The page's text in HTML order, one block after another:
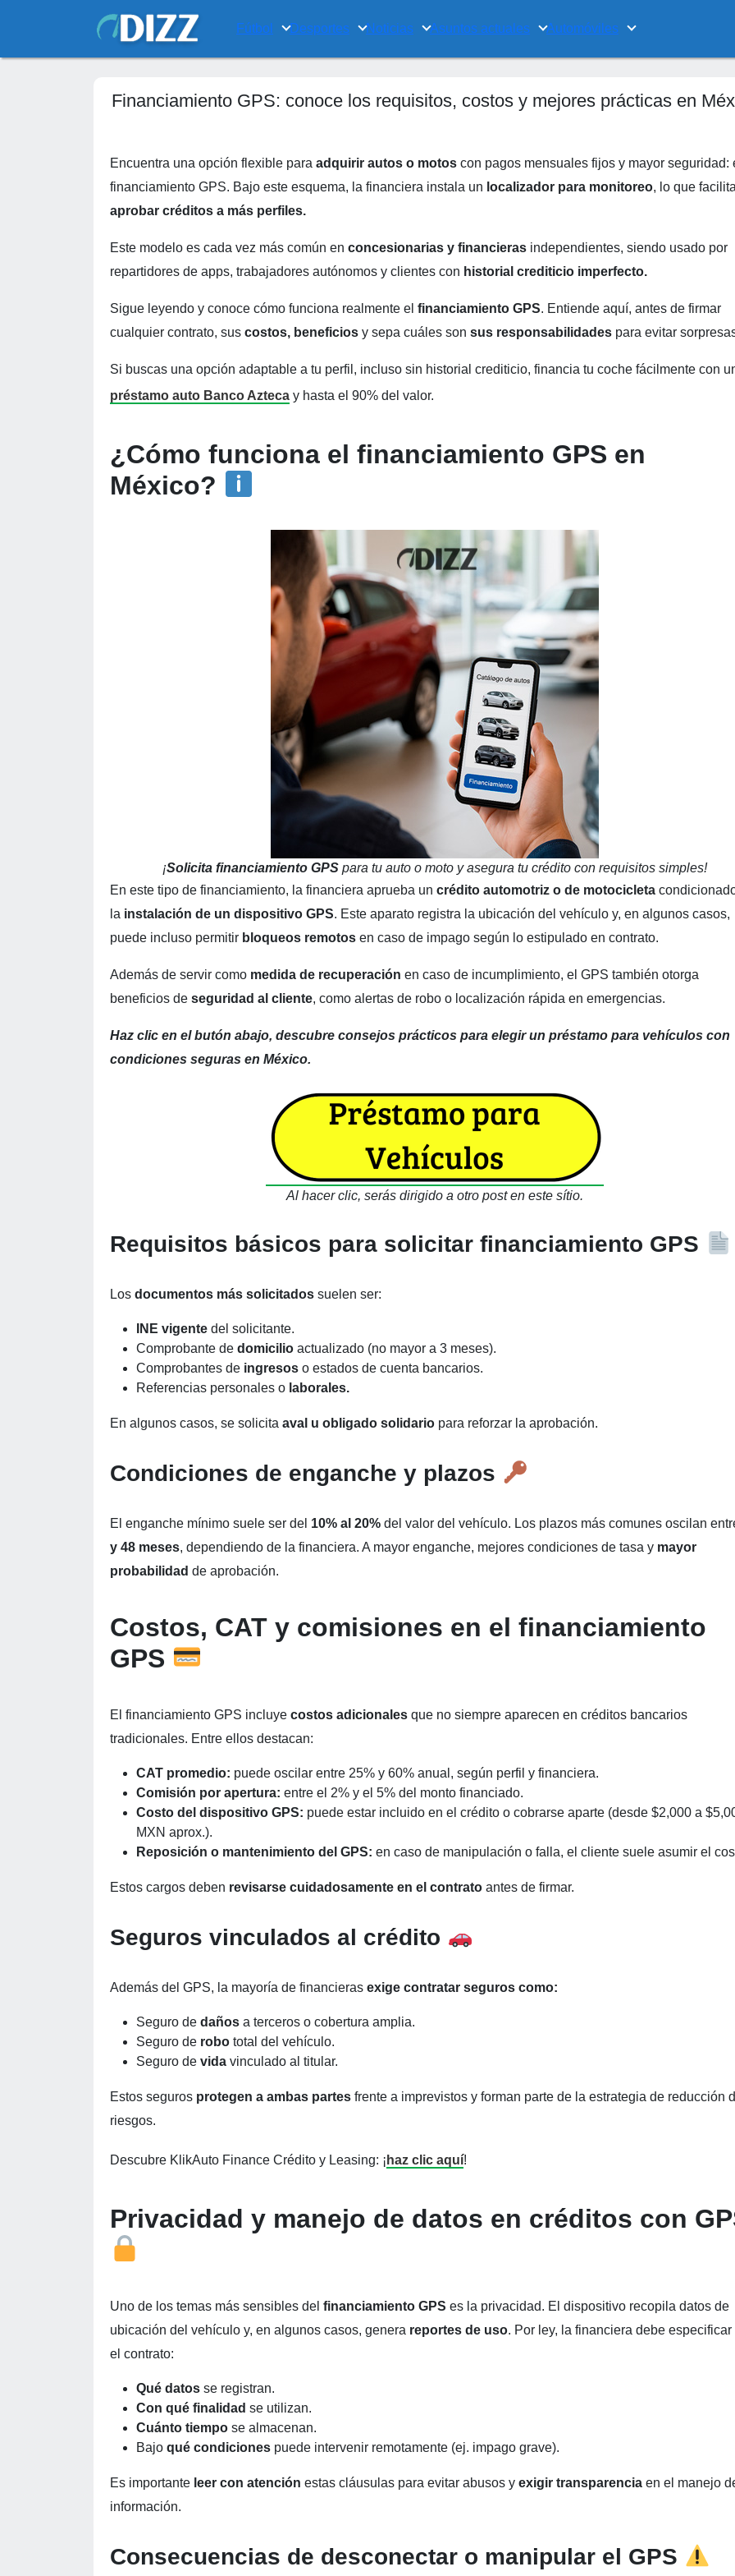
Fútbol Desportes Noticias Asuntos actuales Automóviles
Financiamiento GPS: conoce los requisitos, costos y mejores prácticas en
Encuentra una opción flexible para adquirir autos o motos con pagos mensuales fijos y mayor seguridad:
financiamiento GPS. Bajo este esquema, la financiera instala un localizador para monitoreo, lo que facilita
aprobar créditos a más perfiles.
Este modelo es cada vez más común en concesionarias y financieras independientes, siendo usado por
repartidores de apps, trabajadores autónomos y clientes con historial crediticio imperfecto.
Sigue leyendo y conoce cómo funciona realmente el financiamiento GPS. Entiende aquí, antes de firmar
cualquier contrato, sus costos, beneficios y sepa cuáles son sus responsabilidades para evitar
Si buscas una opción adaptable a tu perfil, incluso sin historial crediticio, financia tu coche fácilmente con
préstamo auto Banco Azteca y hasta el 90% del valor.
¿Cómo funciona el financiamiento GPS en
México?
¡Solicita financiamiento GPSpara tu auto o moto y asegura tu crédito con requisitos simples!
En este tipo de financiamiento, la financiera aprueba un crédito automotriz o de motocicleta
la instalación de un dispositivo GPS. Este aparato registra la ubicación del vehículo y, en algunos casos,
puede incluso permitir bloqueos remotos en caso de impago según lo estipulado en contrato.
Además de servir como medida de recuperación en caso de incumplimiento, el GPS también otorga
beneficios de seguridad al cliente, como alertas de robo o localización rápida en emergencias.
Haz clic en el butón abajo, descubre consejos prácticos para elegir un préstamo para vehículos con
condiciones seguras en México.
Al hacer clic, serás dirigido a otro post en este sítio.
Requisitos básicos para solicitar financiamiento GPS
Los documentos más solicitados suelen ser:
INE vigente del solicitante.
Comprobante de domicilio actualizado (no mayor a 3 meses).
Comprobantes de ingresos o estados de cuenta bancarios.
Referencias personales o laborales.
En algunos casos, se solicita aval u obligado solidario para reforzar la aprobación.
Condiciones de enganche y plazos
El enganche mínimo suele ser del 10% al 20% del valor del vehículo. Los plazos más comunes oscilan
y 48 meses, dependiendo de la financiera. A mayor enganche, mejores condiciones de tasa y mayor
probabilidad de aprobación.
Costos, CAT y comisiones en el financiamiento
GPS
El financiamiento GPS incluye costos adicionales que no siempre aparecen en créditos bancarios
tradicionales. Entre ellos destacan:
CAT promedio: puede oscilar entre 25% y 60% anual, según perfil y financiera.
Comisión por apertura: entre el 2% y el 5% del monto financiado.
Costo del dispositivo GPS: puede estar incluido en el crédito o cobrarse aparte (desde $2,000 a
MXN aprox.).
Reposición o mantenimiento del GPS: en caso de manipulación o falla, el cliente suele asumir el
Estos cargos deben revisarse cuidadosamente en el contrato antes de firmar.
Seguros vinculados al crédito
Además del GPS, la mayoría de financieras exige contratar seguros como:
Seguro de daños a terceros o cobertura amplia.
Seguro de robo total del vehículo.
Seguro de vida vinculado al titular.
Estos seguros protegen a ambas partes frente a imprevistos y forman parte de la estrategia de reducción
riesgos.
Descubre KlikAuto Finance Crédito y Leasing: ¡ haz clic aquí!
Privacidad y manejo de datos en créditos con
Uno de los temas más sensibles del financiamiento GPS es la privacidad. El dispositivo recopila datos de
ubicación del vehículo y, en algunos casos, genera reportes de uso. Por ley, la financiera debe especificar
el contrato:
Qué datos se registran.
Con qué finalidad se utilizan.
Cuánto tiempo se almacenan.
Bajo qué condiciones puede intervenir remotamente (ej. impago grave).
Es importante leer con atención estas cláusulas para evitar abusos y exigir transparencia en el manejo
información.
Consecuencias de desconectar o manipular el GPS